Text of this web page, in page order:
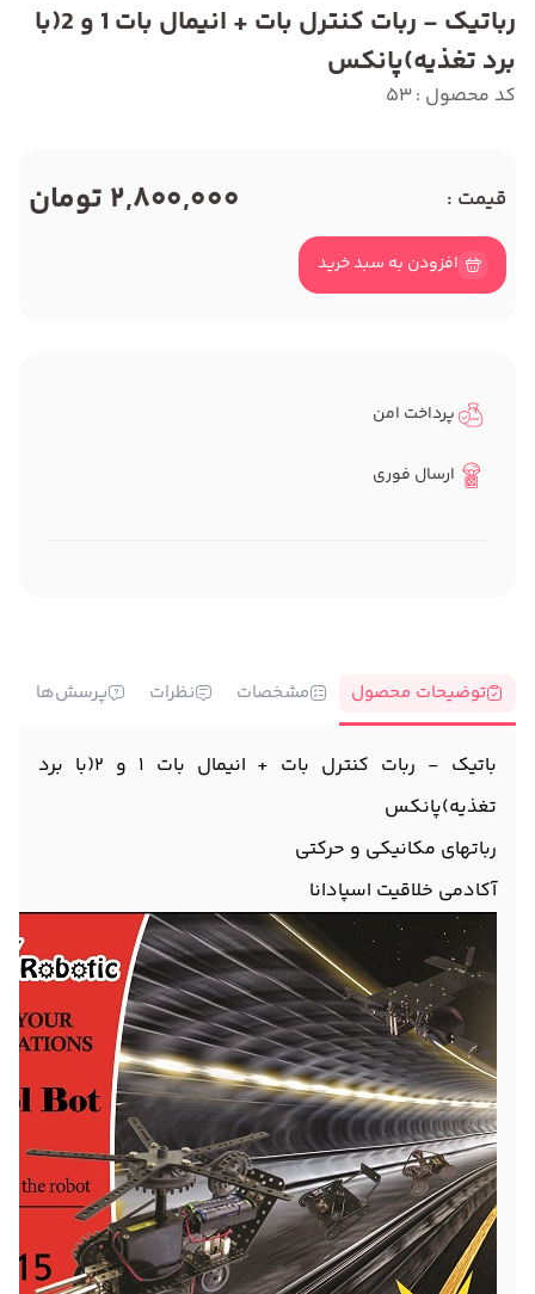
رباتیک - ربات کنترل بات + انیمال بات 1 و 2(با
برد تغذیه)پانکس
کد محصول : 53
قیمت : 2,800,000 تومان
افزودن به سبد خرید
پرداخت امن
ارسال فوری
توضیحات محصول مشخصات نظرات پرسش‌ها
باتیک - ربات کنترل بات + انیمال بات 1 و 2(با برد
تغذیه)پانکس
رباتهای مکانیکی و حرکتی
آکادمی خلاقیت اسپادانا